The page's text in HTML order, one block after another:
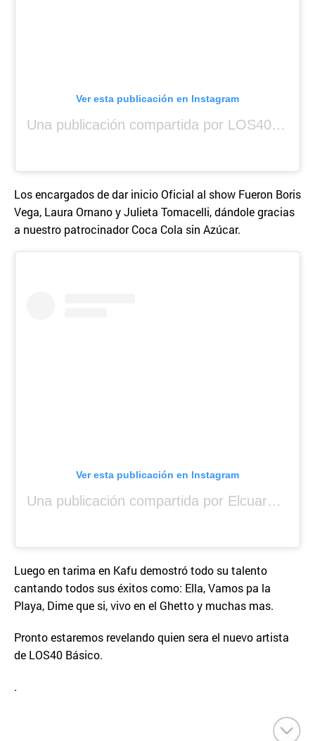
Ver esta publicación en Instagram
Una publicación compartida por LOS40 Panamá (@los40panama)
Los encargados de dar inicio Oficial al show Fueron Boris
Vega, Laura Ornano y Julieta Tomacelli, dándole gracias
a nuestro patrocinador Coca Cola sin Azúcar.
Ver esta publicación en Instagram
Una publicación compartida por Elcuara (@elcuara.25)
Luego en tarima en Kafu demostró todo su talento
cantando todos sus éxitos como: Ella, Vamos pa la
Playa, Dime que si, vivo en el Ghetto y muchas mas.
Pronto estaremos revelando quien sera el nuevo artista
de LOS40 Básico.
.